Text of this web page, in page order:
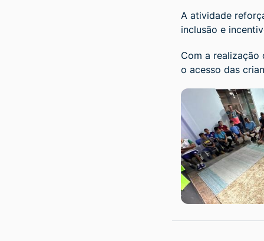
A atividade
inclusão e
Com a
o acesso das